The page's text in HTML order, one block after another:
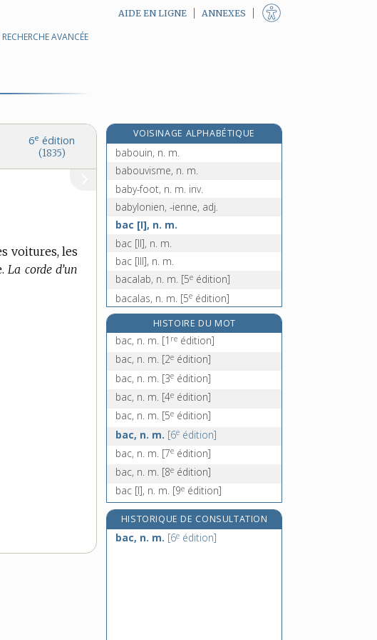
RECHERCHE AVANCÉE
AIDE EN LIGNE ANNEXES
6e édition
(1835)
voitures, les
La corde d’un
VOISINAGE ALPHABÉTIQUE
babouche, n. f.
babouin, n. m.
babouvisme, n. m.
baby-foot, n. m. inv.
babylonien, -ienne, adj.
bac [I], n. m.
bac [II], n. m.
bac [III], n. m.
bacalab, n. m. [5e édition]
bacalas, n. m. [5e édition]
bacaliau, n. m.[4eédition]
baccalauréat, n. m.
baccara, n. m.
baccarat, n. m.
bacchanal, n. m. sing.
HISTOIRE DU MOT
bac, n. m. [1 re édition]
bac, n. m. [2e édition]
bac, n. m. [3e édition]
bac, n. m. [4e édition]
bac, n. m. [5e édition]
bac, n. m. [6e édition]
bac, n. m. [7e édition]
bac, n. m. [8e édition]
bac [I], n. m. [9e édition]
HISTORIQUE DE CONSULTATION
bac, n. m. [6e édition]